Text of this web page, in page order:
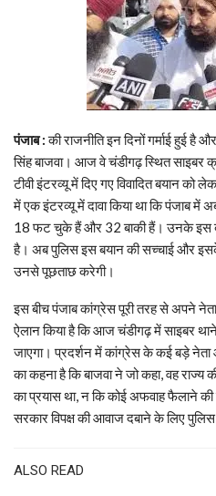
पंजाब :की राजनीति इन दिनों गर्माई हुई
सिंह बाजवा। आज वे चंडीगढ़ स्थित साइबर
टीवी इंटरव्यू में दिए गए विवादित बयान को
में एक इंटरव्यू में दावा किया था कि
18 फट चुके हैं और 32 बाकी हैं। उनके इस
है। अब पुलिस इस बयान की सच्चाई और
उनसे पूछताछ करेगी।
इस बीच पंजाब कांग्रेस पूरी तरह से अपने
ऐलान किया है कि आज चंडीगढ़ में साइबर
जाएगा। प्रदर्शन में कांग्रेस के कई बड़े नेता
का कहना है कि बाजवा ने जो कहा, वह राज्य
का प्रयास था, न कि कोई अफवाह फैलाने
सरकार विपक्ष की आवाज दबाने के लिए
ALSO READ